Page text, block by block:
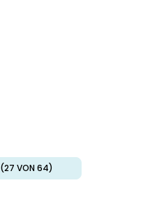
MEHR ANZEIGEN (27 VON 64)